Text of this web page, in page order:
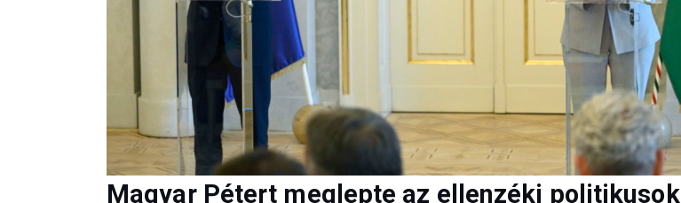
Magyar Pétert meglepte az ellenzéki politikusok